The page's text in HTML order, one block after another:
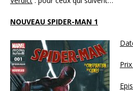
NOUVEAU SPIDER-MAN 1
Prix